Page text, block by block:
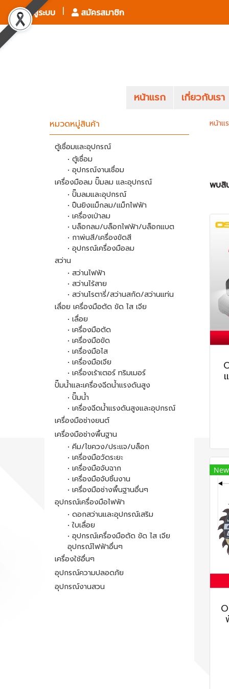
เข้าสู่ระบบ สมัครสมาชิก
หน้าแรก เกี่ยวกับเรา
หน้าแ
พบสิ
New
หมวดหมู่สินค้า
ตู้เชื่อมและอุปกรณ์
• ตู้เชื่อม
• อุปกรณ์งานเชื่อม
เครื่องมือลม ปั๊มลม และอุปกรณ์
• ปั๊มลมและอุปกรณ์
• ปืนยิงแม็กลม/แม็กไฟฟ้า
• เครื่องเป่าลม
• บล็อกลม/บล็อกไฟฟ้า/บล็อกแบต
• กาพ่นสี/เครื่องขัดสี
• อุปกรณ์เครื่องมือลม
สว่าน
• สว่านไฟฟ้า
• สว่านไร้สาย
• สว่านโรตารี่/สว่านสกัด/สว่านแท่น
เลื่อย เครื่องมือตัด ขัด ไส เจีย
• เลื่อย
• เครื่องมือตัด
• เครื่องมือขัด
• เครื่องมือไส
• เครื่องมือเจีย
• เครื่องเร้าเตอร์ ทริมเมอร์
ปั๊มน้ำและเครื่องฉีดน้ำแรงดันสูง
• ปั๊มน้ำ
• เครื่องฉีดน้ำแรงดันสูงและอุปกรณ์
เครื่องมือช่างยนต์
เครื่องมือช่างพื้นฐาน
• คีม/ไขควง/ประแจ/บล็อก
• เครื่องมือวัดระยะ
• เครื่องมือจับฉาก
• เครื่องมือจับชิ้นงาน
• เครื่องมือช่างพื้นฐานอื่นๆ
อุปกรณ์เครื่องมือไฟฟ้า
• ดอกสว่านและอุปกรณ์เสริม
• ใบเลื่อย
• อุปกรณ์เครื่องมือตัด ขัด ไส เจีย
อุปกรณ์ไฟฟ้าอื่นๆ
เครื่องใช้อื่นๆ
อุปกรณ์ความปลอดภัย
อุปกรณ์งานสวน